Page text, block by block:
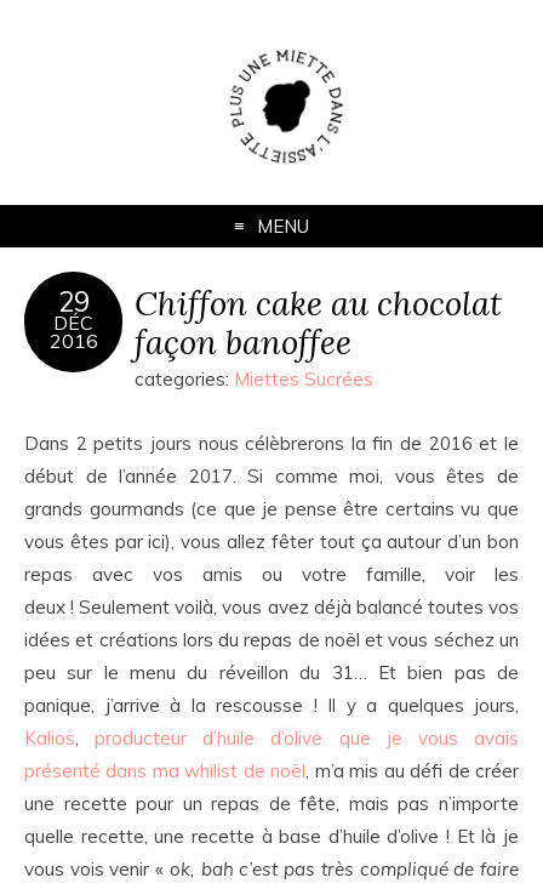
MENU
29
DÉC
2016
Chiffon cake au chocolat
façon banoffee
categories: Miettes Sucrées
Dans 2 petits jours nous célèbrerons la fin de 2016 et le
début de l’année 2017. Si comme moi, vous êtes de
grands gourmands (ce que je pense être certains vu que
vous êtes par ici), vous allez fêter tout ça autour d’un bon
repas avec vos amis ou votre famille, voir les
deux ! Seulement voilà, vous avez déjà balancé toutes vos
idées et créations lors du repas de noël et vous séchez un
peu sur le menu du réveillon du 31… Et bien pas de
panique, j’arrive à la rescousse ! Il y a quelques jours,
Kalios,producteur d’huile d’olive que je vous avais
présenté dans ma whilist de noël, m’a mis au défi de créer
une recette pour un repas de fête, mais pas n’importe
quelle recette, une recette à base d’huile d’olive ! Et là je
vous vois venir « ok, bah c’est pas très compliqué de faire